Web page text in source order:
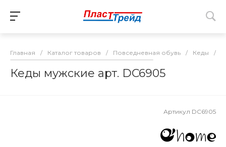
Главная / Каталог товаров / Повседневная обувь / Кеды /
Кеды мужские арт. DC6905
Артикул DC6905